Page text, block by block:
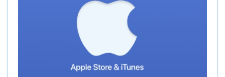
«ВНЕШПРОМБАНК»
«БАНК ГЛОБЭКС»